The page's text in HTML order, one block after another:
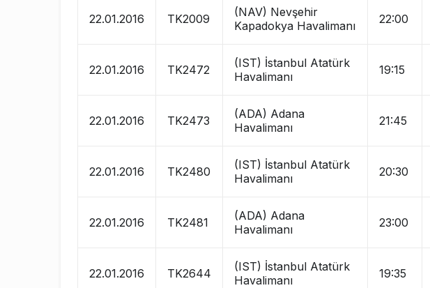
22.01.2016 TK2009
(NAV) Nevşehir
Kapadokya Havalimanı
22:00
22.01.2016 TK2472
(IST) İstanbul Atatürk
Havalimanı
19:15
22.01.2016 TK2473
(ADA) Adana
Havalimanı
21:45
22.01.2016 TK2480
(IST) İstanbul Atatürk
Havalimanı
20:30
22.01.2016 TK2481
(ADA) Adana
Havalimanı
23:00
22.01.2016 TK2644
(IST) İstanbul Atatürk
Havalimanı
19:35